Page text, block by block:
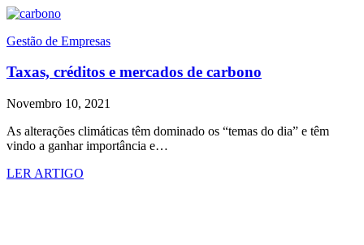
Gestão de Empresas
Taxas, créditos e mercados de carbono
Novembro 10, 2021
As alterações climáticas têm dominado os “temas do dia” e têm
vindo a ganhar importância e…
LER ARTIGO